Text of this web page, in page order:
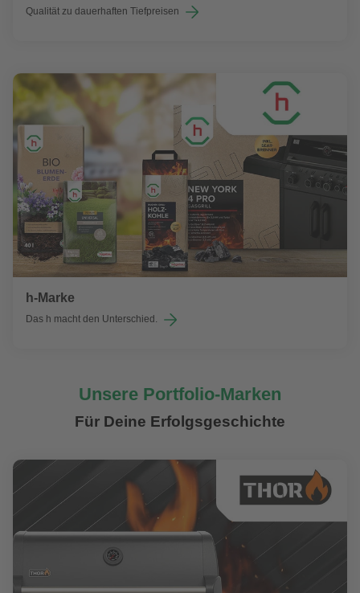
Qualität zu dauerhaften Tiefpreisen
h-Marke
Das h macht den Unterschied.
Unsere Portfolio-Marken
Für Deine Erfolgsgeschichte